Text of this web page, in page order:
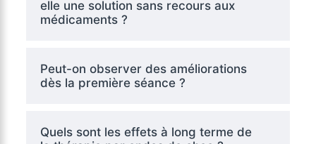
elle une solution sans recours aux
médicaments ?
Peut-on observer des améliorations
dès la première séance ?
Quels sont les effets à long terme de